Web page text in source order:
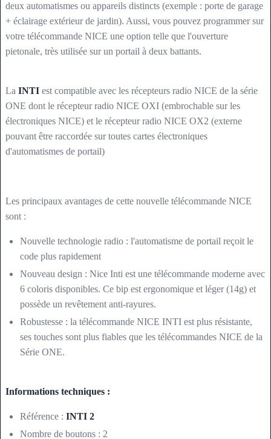
deux automatismes ou appareils distincts (exemple : porte de garage
+ éclairage extérieur de jardin). Aussi, vous pouvez programmer sur
votre télécommande NICE une option telle que l'ouverture
pietonale, très utilisée sur un portail à deux battants.
La INTI est compatible avec les récepteurs radio NICE de la série
ONE dont le récepteur radio NICE OXI (embrochable sur les
électroniques NICE) et le récepteur radio NICE OX2 (externe
pouvant être raccordée sur toutes cartes électroniques
d'automatismes de portail)
Les principaux avantages de cette nouvelle télécommande NICE
sont :
Nouvelle technologie radio : l'automatisme de portail reçoit le
code plus rapidement
Nouveau design : Nice Inti est une télécommande moderne avec
6 coloris disponibles. Ce bip est ergonomique et léger (14g) et
possède un revêtement anti-rayures.
Robustesse : la télécommande NICE INTI est plus résistante,
ses touches sont plus fiables que les télécommandes NICE de la
Série ONE.
Informations techniques :
Référence : INTI 2
Nombre de boutons : 2